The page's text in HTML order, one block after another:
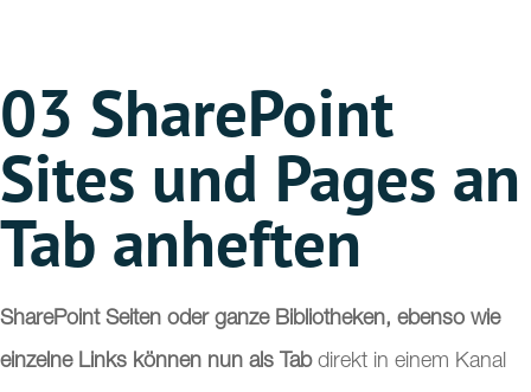
03 SharePoint
Sites und Pages an
Tab anheften
SharePoint Seiten oder ganze Bibliotheken, ebenso wie
einzelne Links können nun als Tabdirekt in einem Kanal